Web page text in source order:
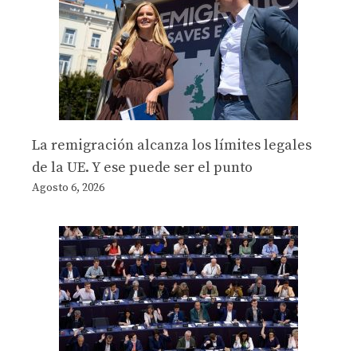
La remigración alcanza los límites legales
de la UE. Y ese puede ser el punto
Agosto 6, 2026